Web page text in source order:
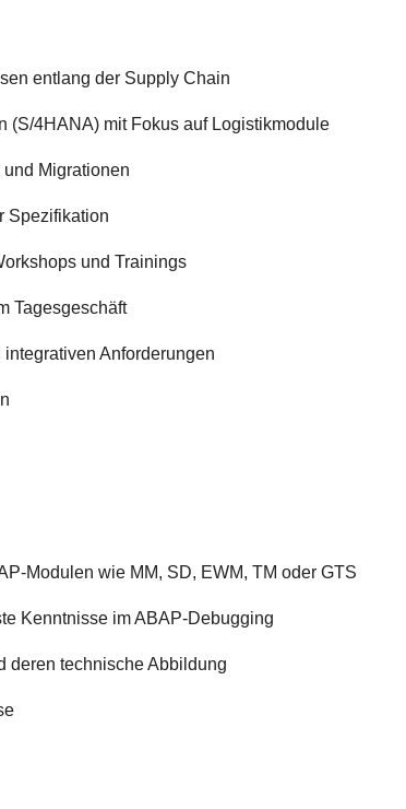
entlang der Supply Chain
(S/4HANA) mit Fokus auf Logistikmodule
Migrationen
Spezifikation
und Trainings
Tagesgeschäft
Anforderungen
Modulen wie MM, SD, EWM, TM oder GTS
Kenntnisse im ABAP-Debugging
deren technische Abbildung